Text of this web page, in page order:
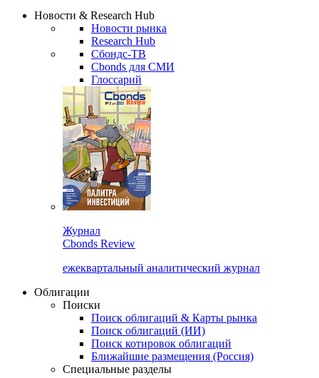
Новости & Research Hub
Новости рынка
Research Hub
Сбондс-ТВ
Cbonds для СМИ
Глоссарий
Журнал
Cbonds Review
ежеквартальный аналитический журнал
Облигации
Поиски
Поиск облигаций & Карты рынка
Поиск облигаций (ИИ)
Поиск котировок облигаций
Ближайшие размещения (Россия)
Специальные разделы